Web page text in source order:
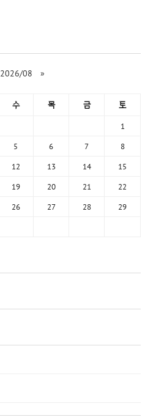
2026/08 »
수 목 금 토
1
5 6 7 8
12 13 14 15
19 20 21 22
26 27 28 29